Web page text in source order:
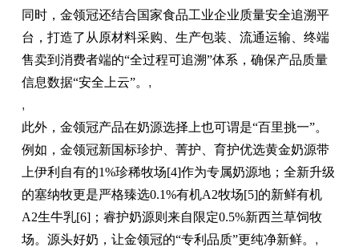
同时，金领冠还结合国家食品工业企业质量安全追溯平
台，打造了从原材料采购、生产包装、流通运输、终端
售卖到消费者端的“全过程可追溯”体系，确保产品质量
信息数据“安全上云”。 ,
,
此外，金领冠产品在奶源选择上也可谓是“百里挑一”。
例如，金领冠新国标珍护、菁护、育护优选黄金奶源带
上伊利自有的1%珍稀牧场[4]作为专属奶源地；全新升级
的塞纳牧更是严格臻选0.1%有机A2牧场[5]的新鲜有机
A2生牛乳[6]；睿护奶源则来自限定0.5%新西兰草饲牧
场。源头好奶，让金领冠的“专利品质”更纯净新鲜。 ,